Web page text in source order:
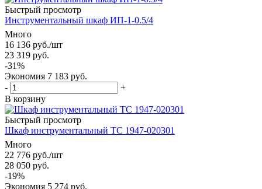
Быстрый просмотр
Инструментальный шкаф ИП-1-0.5/4
Много
16 136 руб./шт
23 319 руб.
-31%
Экономия 7 183 руб.
-
+
В корзину
Быстрый просмотр
Шкаф инструментальный ТС 1947-020301
Много
22 776 руб./шт
28 050 руб.
-19%
Экономия 5 274 руб.